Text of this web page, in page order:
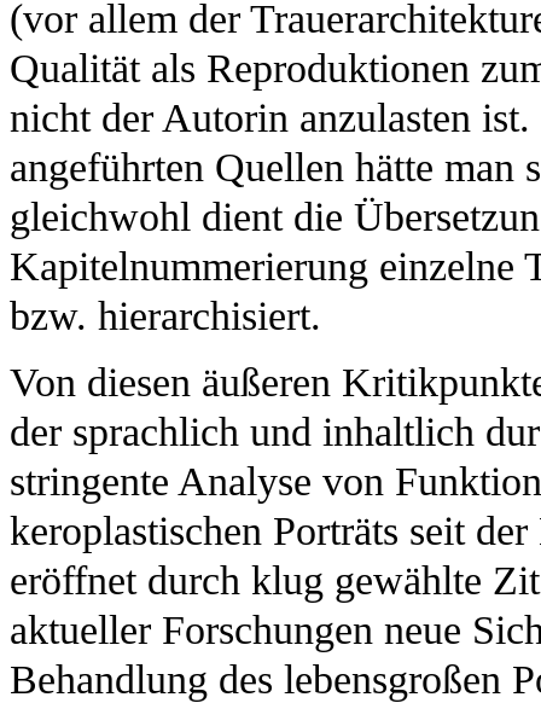
(vor allem der
Qualität als Reproduktionen
nicht der Autorin anzulasten
angeführten Quellen hätte
gleichwohl dient die
Kapitelnummerierung einzelne
bzw. hierarchisiert.
Von diesen äußeren
der sprachlich und inhaltlich
stringente Analyse von
keroplastischen Porträts seit
eröffnet durch klug gewählte
aktueller Forschungen neue
Behandlung des lebensgroßen